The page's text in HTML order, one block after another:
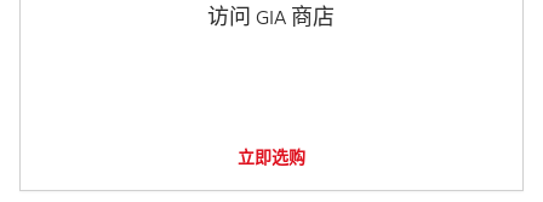
访问 GIA 商店
立即选购